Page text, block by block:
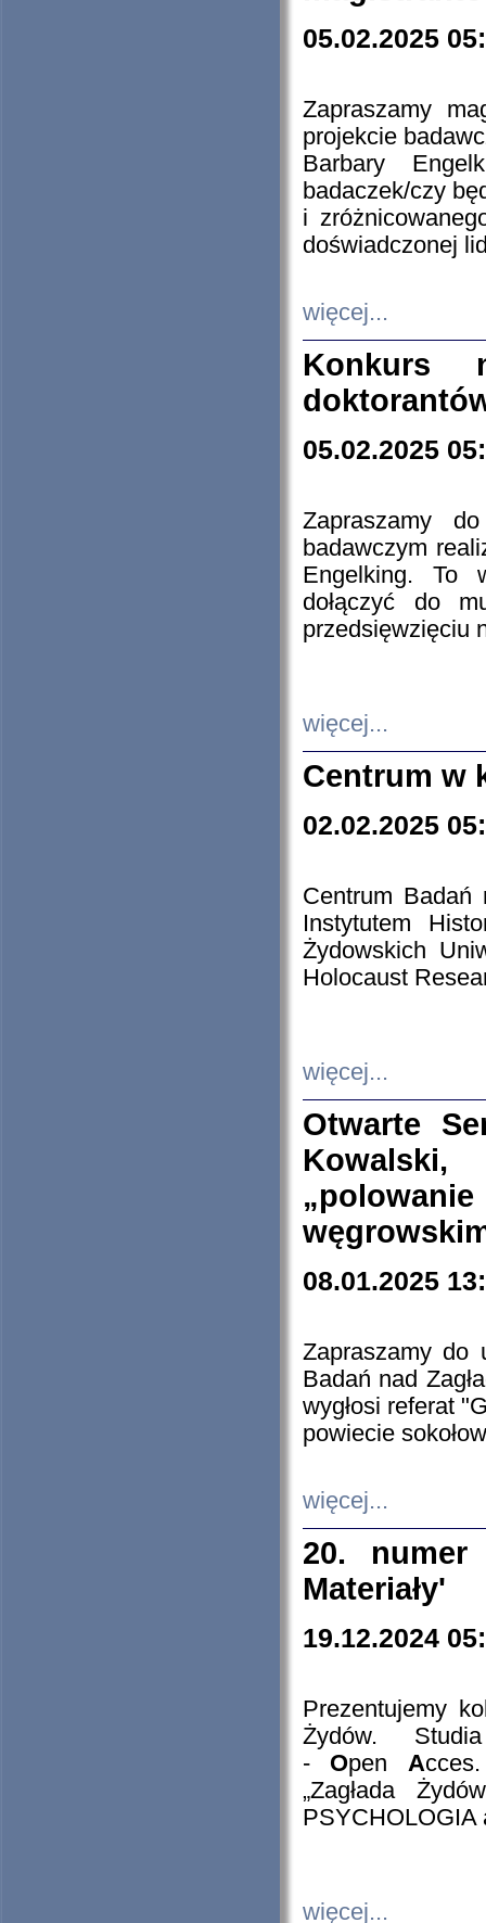
05.02.2025
Zapraszamy
projekcie
Barbary
badaczek/czy
i
doświadczonej
więcej...
Konkurs
05.02.2025
Zapraszamy
badawczym
Engelking. To
dołączyć do
przedsięwzięciu
więcej...
Centrum w
02.02.2025
Centrum Badań
Instytutem
Żydowskich
Holocaust
więcej...
Otwarte
08.01.2025
Zapraszamy do
Badań nad
wygłosi referat
powiecie
więcej...
20. numer
Materiały'
19.12.2024
Prezentujemy
Żydów.
- Open A
„Zagłada
PSYCHOLOGIA
więcej...